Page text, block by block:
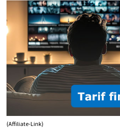
(Affiliate-Link)